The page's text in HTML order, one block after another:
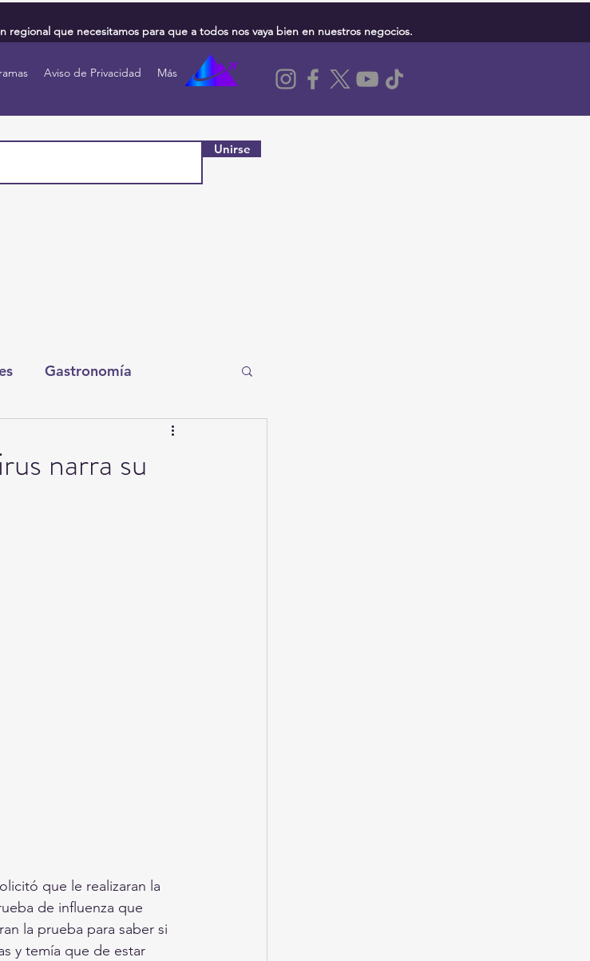
regional que necesitamos para que a todos nos vaya bien en nuestros negocios.
Aviso de Privacidad Más
Unirse
Gastronomía
Torreón
narra su
que le realizaran la
de influenza que
la prueba para saber si
y temía que de estar